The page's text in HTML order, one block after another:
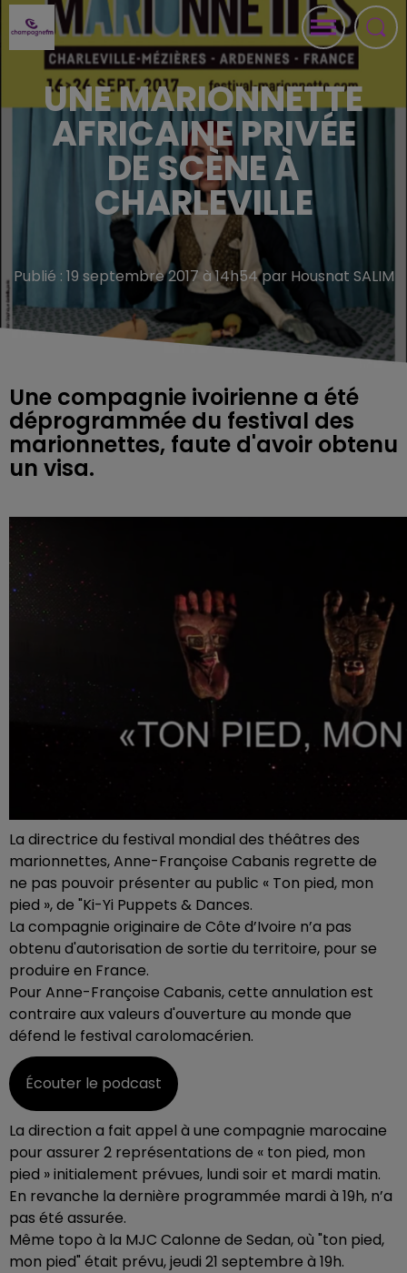
UNE MARIONNETTE
AFRICAINE PRIVÉE
DE SCÈNE À
CHARLEVILLE
Publié : 19 septembre 2017 à 14h54 par Housnat SALIM
Une compagnie ivoirienne a été
déprogrammée du festival des
marionnettes, faute d'avoir obtenu
un visa.
La directrice du festival mondial des théâtres des
marionnettes, Anne-Françoise Cabanis regrette de
ne pas pouvoir présenter au public « Ton pied, mon
pied », de "Ki-Yi Puppets & Dances.
La compagnie originaire de Côte d’Ivoire n’a pas
obtenu d'autorisation de sortie du territoire, pour se
produire en France.
Pour Anne-Françoise Cabanis, cette annulation est
contraire aux valeurs d'ouverture au monde que
défend le festival carolomacérien.
Écouter le podcast
La direction a fait appel à une compagnie marocaine
pour assurer 2 représentations de « ton pied, mon
pied » initialement prévues, lundi soir et mardi matin.
En revanche la dernière programmée mardi à 19h, n’a
pas été assurée.
Même topo à la MJC Calonne de Sedan, où "ton pied,
mon pied" était prévu, jeudi 21 septembre à 19h.